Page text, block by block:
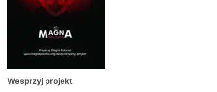
produktu
Wesprzyj projekt